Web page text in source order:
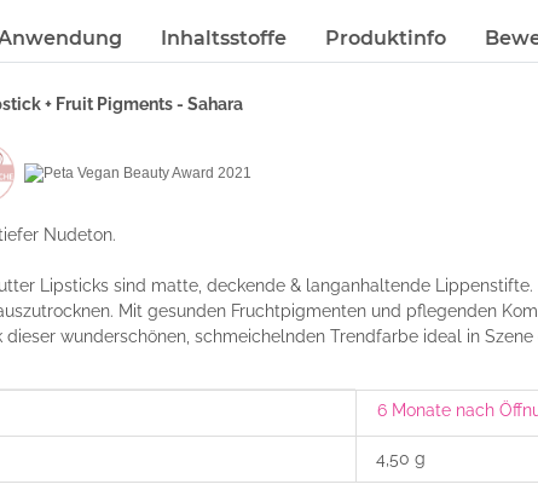
Inhaltsstoffe Produktinfo
+ Fruit Pigments - Sahara
Nudeton.
Lipsticks sind matte, deckende & langanhaltende
Mit gesunden Fruchtpigmenten und pflegenden
wunderschönen, schmeichelnden Trendfarbe ideal in Szene
6 Monate nach
4,50 g